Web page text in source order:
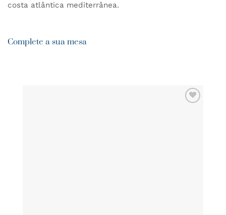
costa atlântica mediterrânea.
Complete a sua mesa